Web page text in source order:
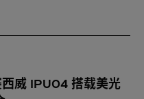
威 IPU04 搭载美光